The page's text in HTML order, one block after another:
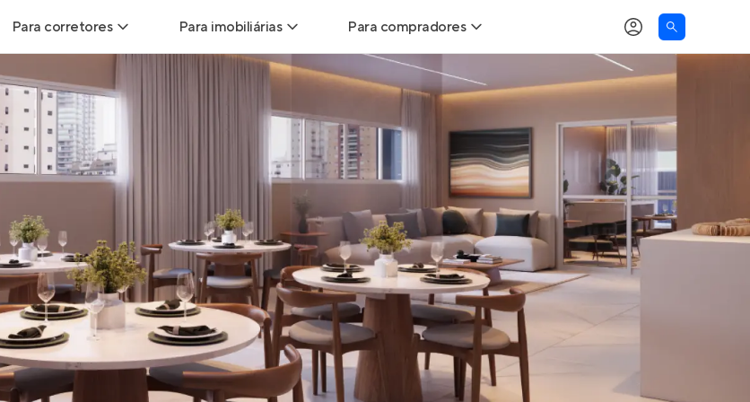
Para corretores
Leads para Corretores
Corretor+
Parcerias imobiliárias
Hub de Corretores
Perfil Verificado
Anunciar imóveis
Para imobiliárias
Leads para Imobiliárias
Hub de imobiliárias
Anunciar imóveis
Para compradores
Buscar um imóvel novo
Calcule seu Poder de Compra
Comprar x Alugar
Correção do INCC
Simulador de Financiamento
Encontre um corretor